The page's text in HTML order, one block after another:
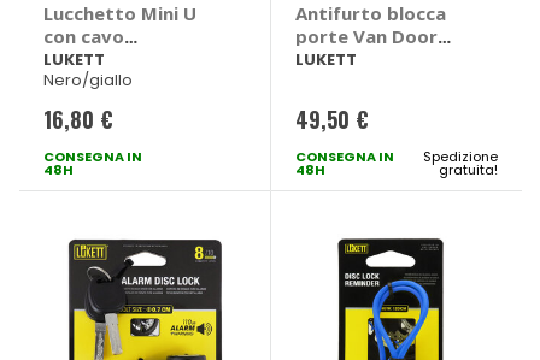
Lucchetto Mini U
con cavo
promemoria -
LUKETT
LUKETT
Nero/giallo
16,80 €
CONSEGNA IN
48H
Antifurto blocca
porte Van Door
Lock - LUKETT
LUKETT
49,50 €
CONSEGNA IN
48H
Spedizione
gratuita!